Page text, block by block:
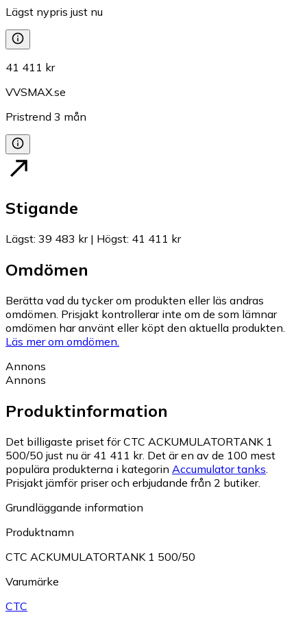
Lägst nypris just nu
41 411 kr
VVSMAX.se
Pristrend 3 mån
Stigande
Lägst: 39 483 kr| Högst: 41 411 kr
Omdömen
Berätta vad du tycker om produkten eller läs andras
omdömen. Prisjakt kontrollerar inte om de som lämnar
omdömen har använt eller köpt den aktuella produkten.
Läs mer om omdömen.
Annons
Annons
Produktinformation
Det billigaste priset för CTC ACKUMULATORTANK 1
500/50 just nu är 41 411 kr. Det är en av de 100 mest
populära produkterna i kategorin Accumulator tanks
Prisjakt jämför priser och erbjudande från 2 butiker.
Grundläggande information
Produktnamn
CTC ACKUMULATORTANK 1 500/50
Varumärke
CTC